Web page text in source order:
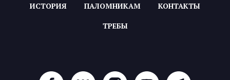
ИСТОРИЯ ПАЛОМНИКАМ КОНТАКТЫ
ТРЕБЫ